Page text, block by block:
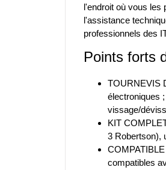
l'endroit où vous les
l'assistance
professionnels des
Points forts
TOURNEVIS
électroniques
vissage/
KIT
3 Robertson),
compatibles